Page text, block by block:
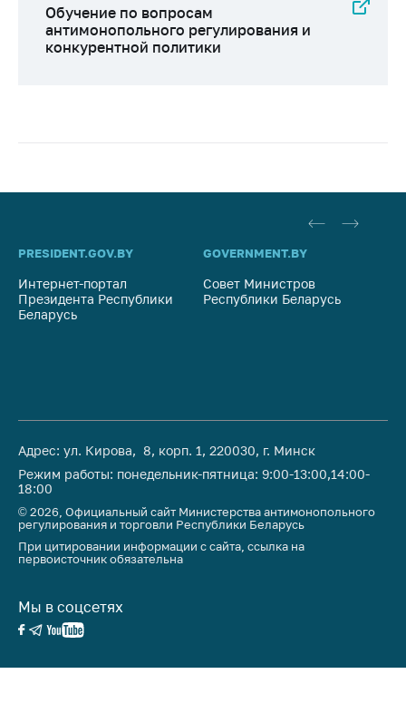
Обучение по вопросам
антимонопольного регулирования и
конкурентной политики
PRESIDENT.GOV.BY
Интернет-портал
Президента Республики
Беларусь
GOVERNMENT.BY
Совет Министров
Республики Беларусь
Адрес: ул. Кирова, 8, корп. 1, 220030, г. Минск
Режим работы: понедельник-пятница: 9:00-13:00,14:00-
18:00
© 2026, Официальный сайт Министерства антимонопольного
регулирования и торговли Республики Беларусь
При цитировании информации с сайта, ссылка на
первоисточник обязательна
Мы в соцсетях